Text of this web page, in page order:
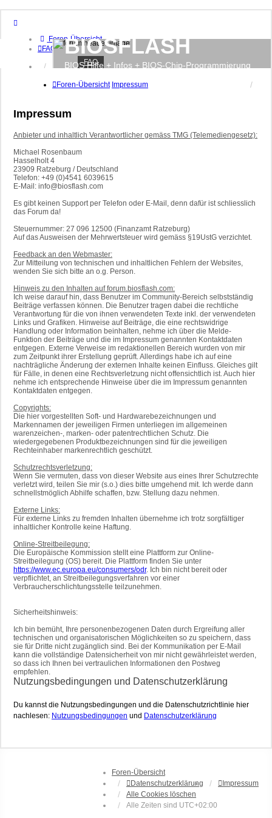
Foren-Übersicht
FAQ
Anmelden
BIOSFLASH
BIOS Hilfe + Infos + BIOS-Chip-Programmierung
FAQ
Foren-Übersicht Impressum
Impressum
Anbieter und inhaltlich Verantwortlicher gemäss TMG (Telemediengesetz):
Michael Rosenbaum
Hasselholt 4
23909 Ratzeburg / Deutschland
Telefon: +49 (0)4541 6039615
E-Mail: info@biosflash.com
Es gibt keinen Support per Telefon oder E-Mail, denn dafür ist schliesslich
das Forum da!
Steuernummer: 27 096 12500 (Finanzamt Ratzeburg)
Auf das Ausweisen der Mehrwertsteuer wird gemäss §19UstG verzichtet.
Feedback an den Webmaster:
Zur Mitteilung von technischen und inhaltlichen Fehlern der Websites,
wenden Sie sich bitte an o.g. Person.
Hinweis zu den Inhalten auf forum.biosflash.com:
Ich weise darauf hin, dass Benutzer im Community-Bereich selbstständig
Beiträge verfassen können. Die Benutzer tragen dabei die rechtliche
Verantwortung für die von ihnen verwendeten Texte inkl. der verwendeten
Links und Grafiken. Hinweise auf Beiträge, die eine rechtswidrige
Handlung oder Information beinhalten, nehme ich über die Melde-
Funktion der Beiträge und die im Impressum genannten Kontaktdaten
entgegen. Externe Verweise im redaktionellen Bereich wurden von mir
zum Zeitpunkt ihrer Erstellung geprüft. Allerdings habe ich auf eine
nachträgliche Änderung der externen Inhalte keinen Einfluss. Gleiches gilt
für Fälle, in denen eine Rechtsverletzung nicht offensichtlich ist. Auch hier
nehme ich entsprechende Hinweise über die im Impressum genannten
Kontaktdaten entgegen.
Copyrights:
Die hier vorgestellten Soft- und Hardwarebezeichnungen und
Markennamen der jeweiligen Firmen unterliegen im allgemeinen
warenzeichen-, marken- oder patentrechtlichen Schutz. Die
wiedergegebenen Produktbezeichnungen sind für die jeweiligen
Rechteinhaber markenrechtlich geschützt.
Schutzrechtsverletzung:
Wenn Sie vermuten, dass von dieser Website aus eines Ihrer Schutzrechte
verletzt wird, teilen Sie mir (s.o.) dies bitte umgehend mit. Ich werde dann
schnellstmöglich Abhilfe schaffen, bzw. Stellung dazu nehmen.
Externe Links:
Für externe Links zu fremden Inhalten übernehme ich trotz sorgfältiger
inhaltlicher Kontrolle keine Haftung.
Online-Streitbeilegung:
Die Europäische Kommission stellt eine Plattform zur Online-
Streitbeilegung (OS) bereit. Die Plattform finden Sie unter
https://www.ec.europa.eu/consumers/odr. Ich bin nicht bereit oder
verpflichtet, an Streitbeilegungsverfahren vor einer
Verbraucherschlichtungsstelle teilzunehmen.
Sicherheitshinweis:
Ich bin bemüht, Ihre personenbezogenen Daten durch Ergreifung aller
technischen und organisatorischen Möglichkeiten so zu speichern, dass
sie für Dritte nicht zugänglich sind. Bei der Kommunikation per E-Mail
kann die vollständige Datensicherheit von mir nicht gewährleistet werden,
so dass ich Ihnen bei vertraulichen Informationen den Postweg
empfehlen.
Nutzungsbedingungen und Datenschutzerklärung
Du kannst die Nutzungsbedingungen und die Datenschutzrichtlinie hier
nachlesen: Nutzungsbedingungen und Datenschutzerklärung
Foren-Übersicht
Datenschutzerklärung
Impressum
Alle Cookies löschen
Alle Zeiten sind UTC+02:00